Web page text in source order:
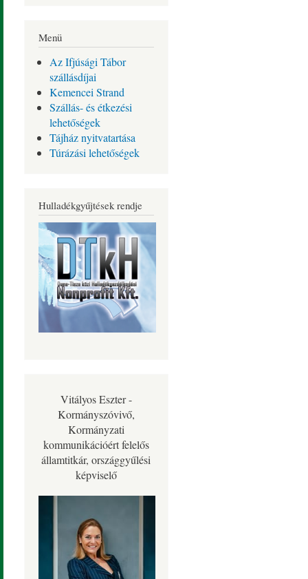
Menü
Az Ifjúsági Tábor
szállásdíjai
Kemencei Strand
Szállás- és étkezési
lehetőségek
Tájház nyitvatartása
Túrázási lehetőségek
Hulladékgyűjtések rendje
Vitályos Eszter -
Kormányszóvivő,
Kormányzati
kommunikációért felelős
államtitkár, országgyűlési
képviselő